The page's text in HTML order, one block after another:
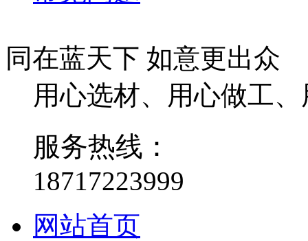
同在蓝天下 如意更出众
用心选材、用心做工
服务热线：
18717223999
网站首页